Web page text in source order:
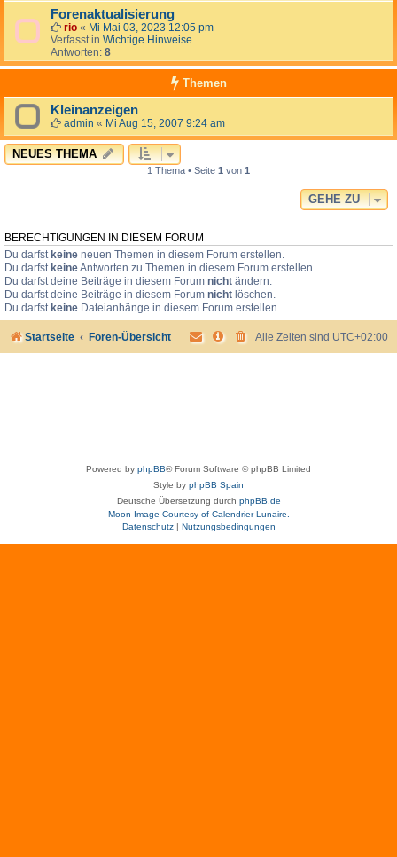
Forenaktualisierung
rio « Mi Mai 03, 2023 12:05 pm
Verfasst in Wichtige Hinweise
Antworten: 8
Themen
Kleinanzeigen
admin « Mi Aug 15, 2007 9:24 am
NEUES THEMA
1 Thema • Seite 1 von 1
GEHE ZU
BERECHTIGUNGEN IN DIESEM FORUM
Du darfst keine neuen Themen in diesem Forum erstellen.
Du darfst keineAntworten zu Themen in diesem Forum erstellen.
Du darfst deine Beiträge in diesem Forum nicht ändern.
Du darfst deine Beiträge in diesem Forum nicht löschen.
Du darfst keine Dateianhänge in diesem Forum erstellen.
Startseite Foren-Übersicht Alle Zeiten sind UTC+02:00
Powered by phpBB® Forum Software © phpBB Limited
Style by phpBB Spain
Deutsche Übersetzung durch phpBB.de
Moon Image Courtesy of Calendrier Lunaire.
Datenschutz| Nutzungsbedingungen